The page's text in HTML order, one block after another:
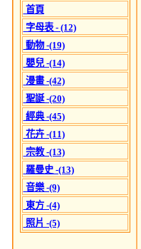
首頁
字母表 - (12)
動物 -(19)
嬰兒 -(14)
漫畫 -(42)
聖誕 -(20)
經典 -(45)
花卉 -(11)
宗教 -(13)
羅曼史 -(13)
音樂 -(9)
東方 -(4)
照片 -(5)